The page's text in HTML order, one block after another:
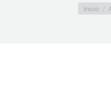
Estás
Inicio